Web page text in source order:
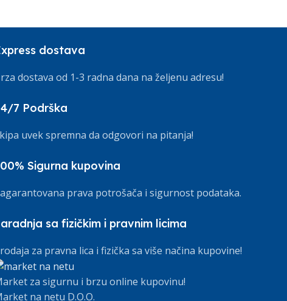
dostava
dostava od 1-3 radna dana na željenu adresu!
7 Podrška
uvek spremna da odgovori na pitanja!
Sigurna kupovina
prava potrošača i sigurnost podataka.
sa fizičkim i pravnim licima
za pravna lica i fizička sa više načina kupovine!
za sigurnu i brzu online kupovinu!
na netu D.O.O.